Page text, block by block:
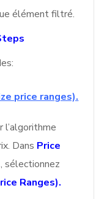
élément filtré.
price ranges).
Dans Price
, sélectionnez
Ranges).